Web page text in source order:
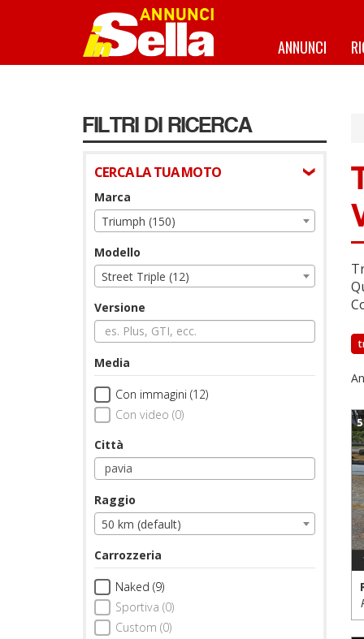
ANNUNCI
FILTRI DI RICERCA
CERCA LA TUA MOTO
Marca
Triumph (150)
Modello
Street Triple (12)
Versione
Media
Con immagini (12)
Con video (0)
Città
Raggio
50 km (default)
Carrozzeria
Naked (9)
Sportiva (0)
Custom (0)